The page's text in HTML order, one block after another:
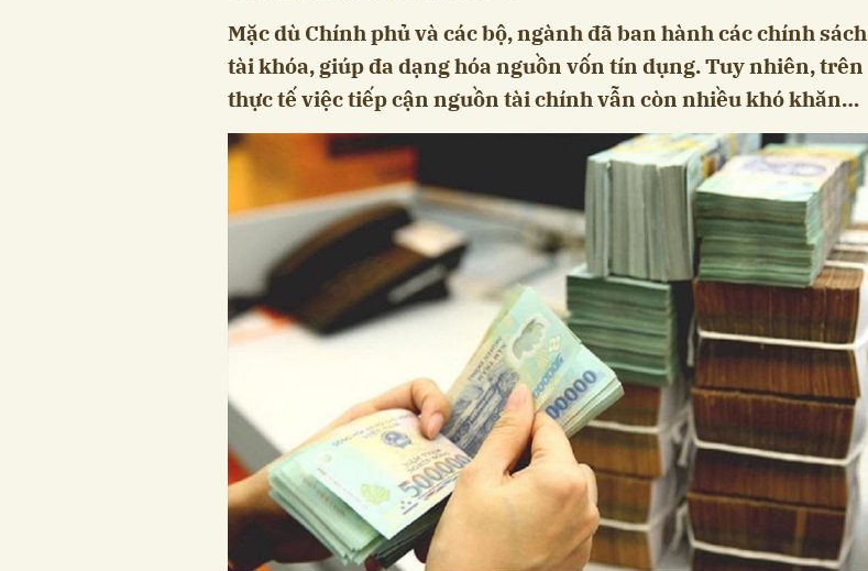
Mặc dù Chính phủ và các bộ, ngành đã ban hành các chính sách
tài khóa, giúp đa dạng hóa nguồn vốn tín dụng. Tuy nhiên, trên
thực tế việc tiếp cận nguồn tài chính vẫn còn nhiều khó khăn…